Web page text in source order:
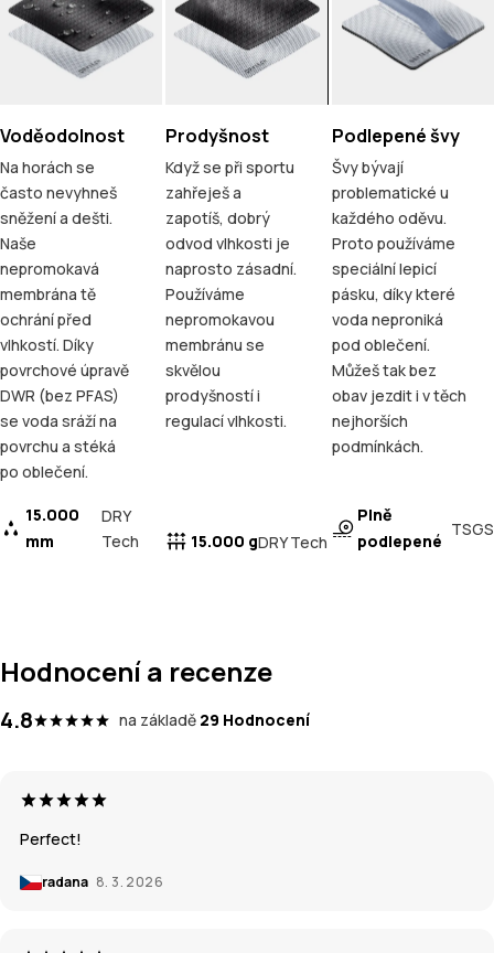
Voděodolnost
Na horách se
často nevyhneš
sněžení a dešti.
Naše
nepromokavá
membrána tě
ochrání před
vlhkostí. Díky
povrchové úpravě
DWR (bez PFAS)
se voda sráží na
povrchu a stéká
po oblečení.
15.000
mm
DRY
Tech
Prodyšnost
Když se při sportu
zahřeješ a
zapotíš, dobrý
odvod vlhkosti je
naprosto zásadní.
Používáme
nepromokavou
membránu se
skvělou
prodyšností i
regulací vlhkosti.
15.000 gDRY Tech
Podlepené švy
Švy bývají
problematické u
každého oděvu.
Proto používáme
speciální lepicí
pásku, díky které
voda neproniká
pod oblečení.
Můžeš tak bez
obav jezdit i v těch
nejhorších
podmínkách.
Plně
podlepené
TSGS
Hodnocení a recenze
4.8 na základě 29 Hodnocení
Perfect!
radana 8. 3. 2026